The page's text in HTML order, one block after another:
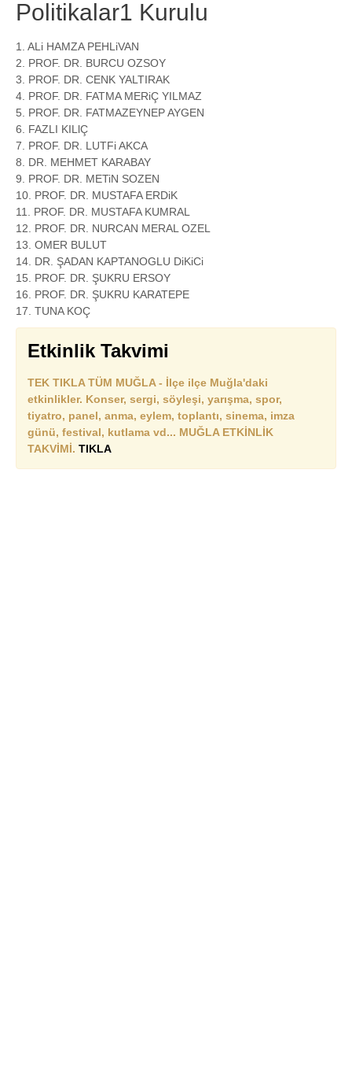
Politikalar1 Kurulu
1. ALi HAMZA PEHLiVAN
2. PROF. DR. BURCU OZSOY
3. PROF. DR. CENK YALTIRAK
4. PROF. DR. FATMA MERiÇ YILMAZ
5. PROF. DR. FATMAZEYNEP AYGEN
6. FAZLI KILlÇ
7. PROF. DR. LUTFi AKCA
8. DR. MEHMET KARABAY
9. PROF. DR. METiN SOZEN
10. PROF. DR. MUSTAFA ERDiK
11. PROF. DR. MUSTAFA KUMRAL
12. PROF. DR. NURCAN MERAL OZEL
13. OMER BULUT
14. DR. ŞADAN KAPTANOGLU DiKiCi
15. PROF. DR. ŞUKRU ERSOY
16. PROF. DR. ŞUKRU KARATEPE
17. TUNA KOÇ
Etkinlik Takvimi
TEK TIKLA TÜM MUĞLA - İlçe ilçe Muğla'daki
etkinlikler. Konser, sergi, söyleşi, yarışma, spor,
tiyatro, panel, anma, eylem, toplantı, sinema, imza
günü, festival, kutlama vd... MUĞLA ETKİNLİK
TAKVİMİ. TIKLA